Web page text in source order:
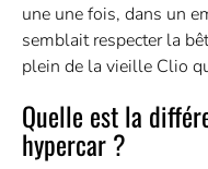
une une fois, dans un
semblait respecter la
plein de la vieille Clio
Quelle est la
hypercar ?